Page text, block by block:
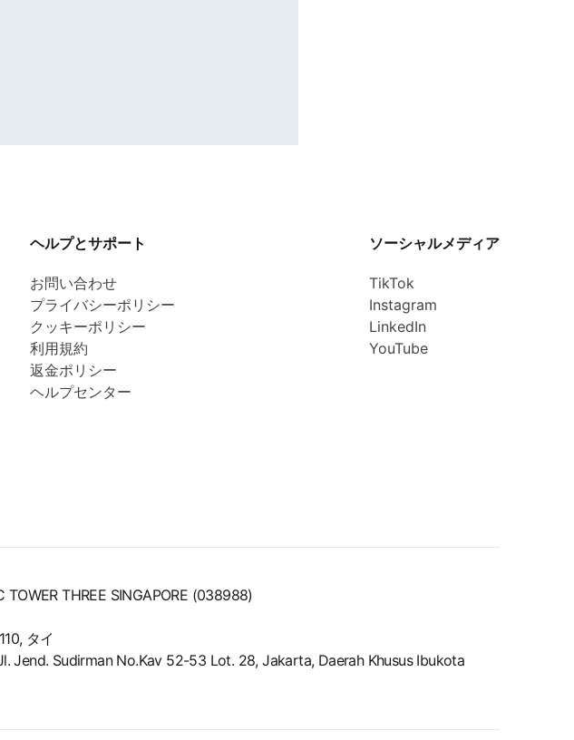
ヘルプとサポート
お問い合わせ
プライバシーポリシー
クッキーポリシー
利用規約
返金ポリシー
ヘルプセンター
ソーシャルメディア
TikTok
Instagram
LinkedIn
YouTube
THREE SINGAPORE (038988)
タイ
Jend. Sudirman No.Kav 52-53 Lot. 28, Jakarta, Daerah Khusus Ibukota